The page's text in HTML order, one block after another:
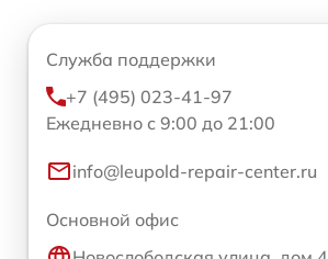
Служба поддержки
+7 (495) 023-41-97
Ежедневно с 9:00 до 21:00
info@leupold-repair-center.ru
Основной офис